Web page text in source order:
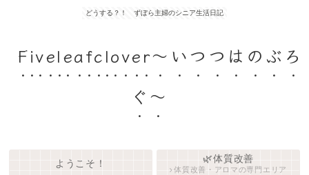
どうする？！ ずぼら主婦のシニア生活日記
Fiveleafclover〜いつつはのぶろ
ぐ〜
ようこそ！ 🌿体質改善
体質改善・アロマの専門エリア